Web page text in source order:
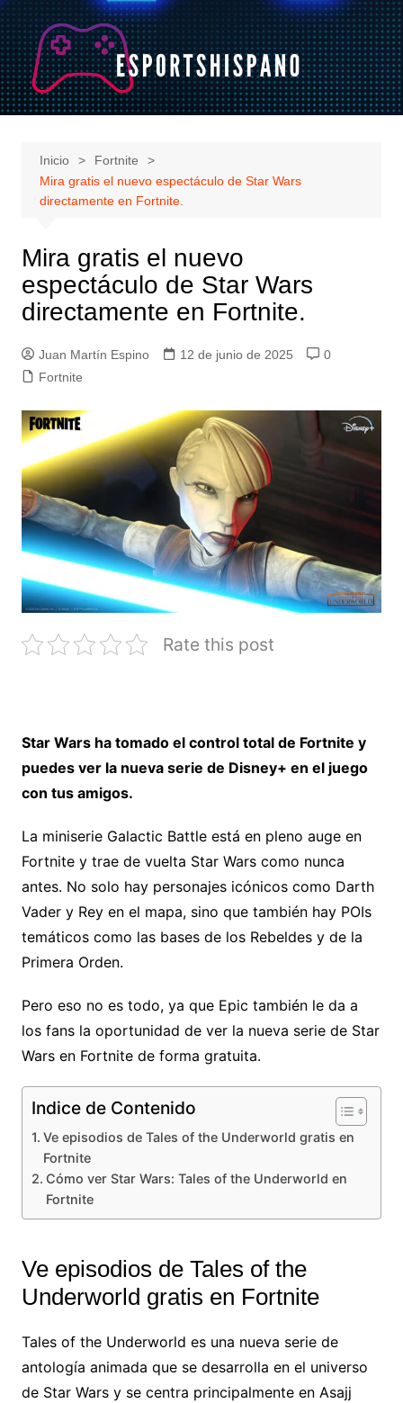
Saltar
al
contenido
Inicio
Fortnite
Mira gratis el nuevo espectáculo de Star Wars
directamente en Fortnite.
Mira gratis el nuevo
espectáculo de Star Wars
directamente en Fortnite.
Juan Martín Espino 12 de junio de 2025
0
Fortnite
Rate this post
Star Wars ha tomado el control total de Fortnite y
puedes ver la nueva serie de Disney+ en el juego
con tus amigos.
La miniserie Galactic Battle está en pleno auge en
Fortnite y trae de vuelta Star Wars como nunca
antes. No solo hay personajes icónicos como Darth
Vader y Rey en el mapa, sino que también hay POIs
temáticos como las bases de los Rebeldes y de la
Primera Orden.
Pero eso no es todo, ya que Epic también le da a
los fans la oportunidad de ver la nueva serie de Star
Wars en Fortnite de forma gratuita.
Indice de Contenido
Ve episodios de Tales of the Underworld gratis en
Fortnite
Cómo ver Star Wars: Tales of the Underworld en
Fortnite
Ve episodios de Tales of the
Underworld gratis en Fortnite
Tales of the Underworld es una nueva serie de
antología animada que se desarrolla en el universo
de Star Wars y se centra principalmente en Asajj